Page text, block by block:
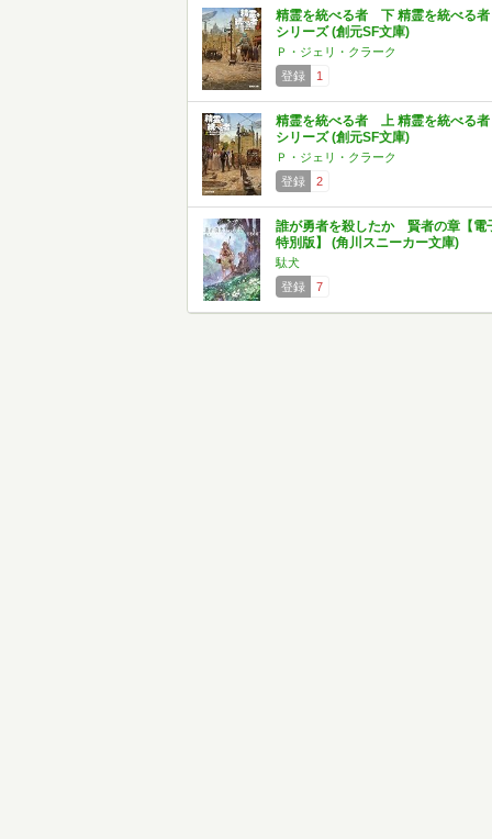
精霊を統べる者 下 精霊を統べる者
シリーズ (創元SF文庫)
Ｐ・ジェリ・クラーク
登録
1
精霊を統べる者 上 精霊を統べる者
シリーズ (創元SF文庫)
Ｐ・ジェリ・クラーク
登録
2
誰が勇者を殺したか 賢者の章【電
特別版】 (角川スニーカー文庫)
駄犬
登録
7